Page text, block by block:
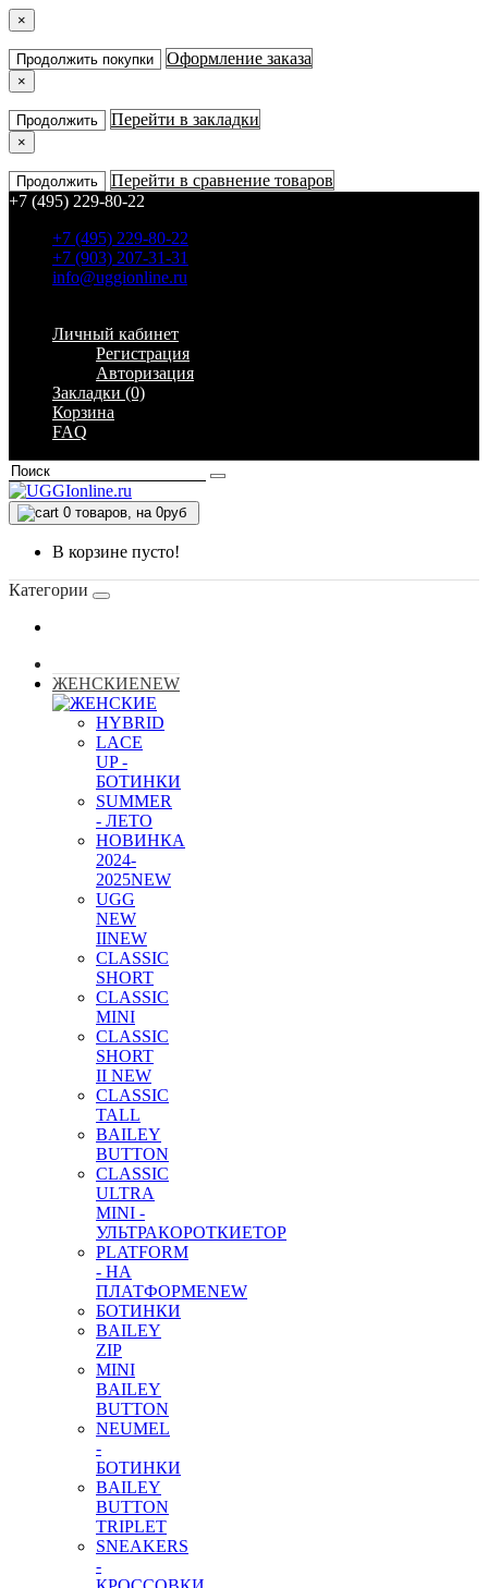
×
Продолжить покупки Оформление заказа
×
Продолжить Перейти в закладки
×
Продолжить
Перейти в сравнение товаров
+7 (495) 229-80-22
+7 (495) 229-80-22
+7 (903) 207-31-31
info@uggionline.ru
Личный кабинет
Регистрация
Авторизация
Закладки (0)
Корзина
FAQ
0 товаров, на 0руб
В корзине пусто!
Категории
ЖЕНСКИЕNEW
HYBRID
LACE
UP -
БОТИНКИ
SUMMER
- ЛЕТО
НОВИНКА
2024-
2025NEW
UGG
NEW
IINEW
CLASSIC
SHORT
CLASSIC
MINI
CLASSIC
SHORT
II NEW
CLASSIC
TALL
BAILEY
BUTTON
CLASSIC
ULTRA
MINI -
УЛЬТРАКОРОТКИЕTOP
PLATFORM
- НА
ПЛАТФОРМЕNEW
БОТИНКИ
BAILEY
ZIP
MINI
BAILEY
BUTTON
NEUMEL
-
БОТИНКИ
BAILEY
BUTTON
TRIPLET
SNEAKERS
-